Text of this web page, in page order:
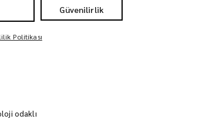
Güvenilirlik
Politikası
odaklı